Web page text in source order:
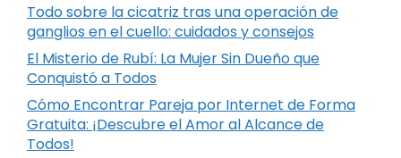
Todo sobre la cicatriz tras una operación de
ganglios en el cuello: cuidados y consejos
El Misterio de Rubí: La Mujer Sin Dueño que
Conquistó a Todos
Cómo Encontrar Pareja por Internet de Forma
Gratuita: ¡Descubre el Amor al Alcance de
Todos!